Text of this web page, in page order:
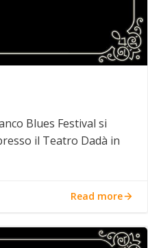
Blues Festival si
il Teatro Dadà in
Read more